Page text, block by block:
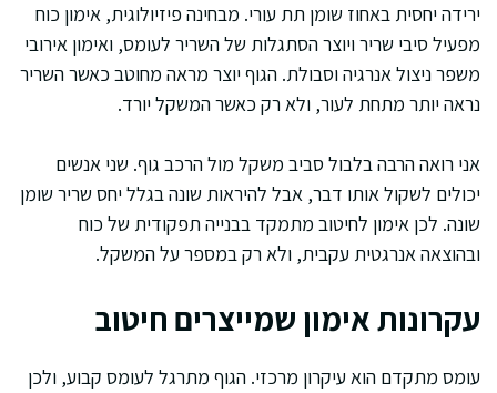
ירידה יחסית באחוז שומן תת עורי. מבחינה פיזיולוגית, אימון כוח
מפעיל סיבי שריר ויוצר הסתגלות של השריר לעומס, ואימון אירובי
משפר ניצול אנרגיה וסבולת. הגוף יוצר מראה מחוטב כאשר השריר
נראה יותר מתחת לעור, ולא רק כאשר המשקל יורד.
אני רואה הרבה בלבול סביב משקל מול הרכב גוף. שני אנשים
יכולים לשקול אותו דבר, אבל להיראות שונה בגלל יחס שריר שומן
שונה. לכן אימון לחיטוב מתמקד בבנייה תפקודית של כוח
ובהוצאה אנרגטית עקבית, ולא רק במספר על המשקל.
עקרונות אימון שמייצרים חיטוב
עומס מתקדם הוא עיקרון מרכזי. הגוף מתרגל לעומס קבוע, ולכן